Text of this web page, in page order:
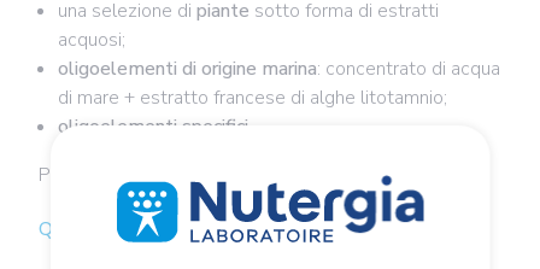
una selezione di piante sotto forma di estratti
acquosi;
oligoelementi di origine marina: concentrato di acqua
di mare + estratto francese di alghe litotamnio;
oligoelementi specifici.
Per formule che non troverai altrove!
Quando è raccomandato?